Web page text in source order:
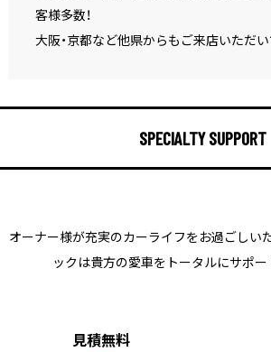
客様多数！
大阪・京都など他県からもご来店いただい
SPECIALTY SUPPORT
オーナー様が充実のカーライフをお過ごしい
ックは貴方の愛車をトータルにサポー
見積無料